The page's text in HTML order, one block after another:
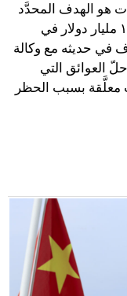
للصادرات هو الهدف المحدَّد
خلال العام الجاري، مشيرًا إلى تحقيق ١٦,٥ مليار دولار في
في حديثه مع وكالة
حلّ العوائق التي
معلَّقة بسبب الحظر